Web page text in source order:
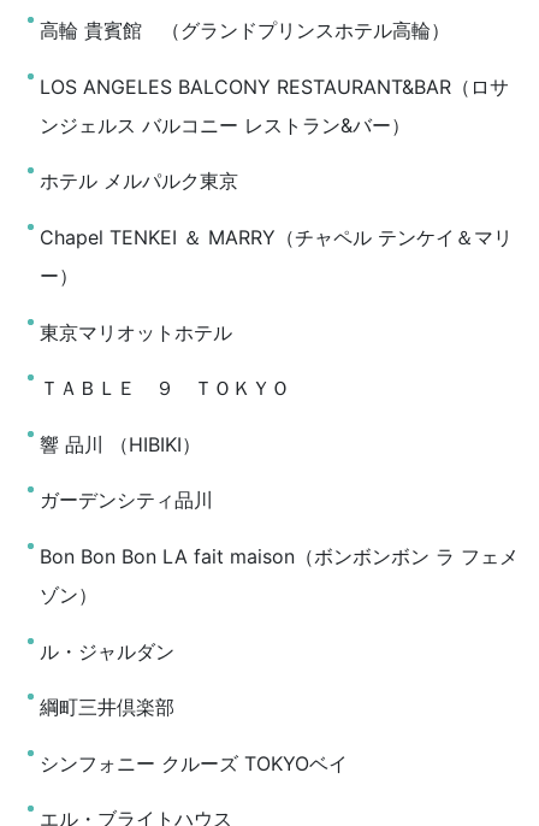
高輪 貴賓館 （グランドプリンスホテル高輪）
LOS ANGELES BALCONY RESTAURANT&BAR（ロサ
ンジェルス バルコニー レストラン&バー）
ホテル メルパルク東京
Chapel TENKEI ＆ MARRY（チャペル テンケイ＆マリ
ー）
東京マリオットホテル
ＴＡＢＬＥ ９ ＴＯＫＹＯ
響 品川 （HIBIKI）
ガーデンシティ品川
Bon Bon Bon LA fait maison（ボンボンボン ラ フェメ
ゾン）
ル・ジャルダン
綱町三井倶楽部
シンフォニー クルーズ TOKYOベイ
エル・ブライトハウス